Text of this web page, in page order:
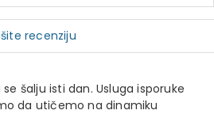
recenziju
šalju isti dan. Usluga isporuke
da utičemo na dinamiku